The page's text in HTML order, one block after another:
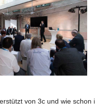
von 3c und wie schon